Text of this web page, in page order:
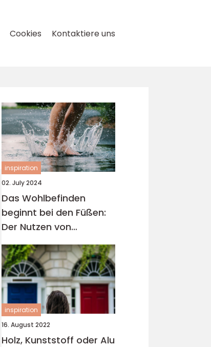
Cookies Kontaktiere uns
inspiration
02. July 2024
Das Wohlbefinden
beginnt bei den Füßen:
Der Nutzen von
Diabetikersocken
inspiration
16. August 2022
Holz, Kunststoff oder Alu